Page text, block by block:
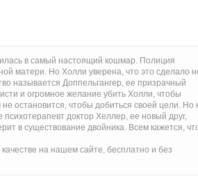
в самый настоящий кошмар. Полиция
матери. Но Холли уверена, что это сделало
называется Доппельгангер, ее призрачный
и огромное желание убить Холли, чтобы
остановится, чтобы добиться своей цели. Но
доктор Хеллер, ее новый друг,
в существование двойника. Всем кажется,
на нашем сайте, бесплатно и без